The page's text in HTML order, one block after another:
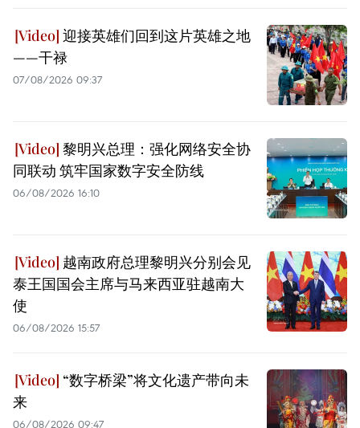
迎接英雄们回到这片英雄之地
——干禄
07/08/2026 09:37
黎明兴总理：强化网络安全协
同联动 筑牢国家数字安全防线
06/08/2026 16:10
越南政府总理黎明兴分别会见
泰王国国会主席与马来西亚驻越南大
使
06/08/2026 15:57
“数字桥梁”将文化遗产带向未
来
06/08/2026 09:47